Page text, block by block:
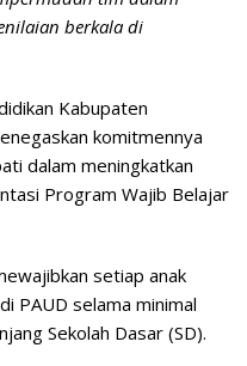
berkala di
Kabupaten
komitmennya
dalam meningkatkan
Program Wajib Belajar
setiap anak
PAUD selama minimal
Sekolah Dasar (SD).